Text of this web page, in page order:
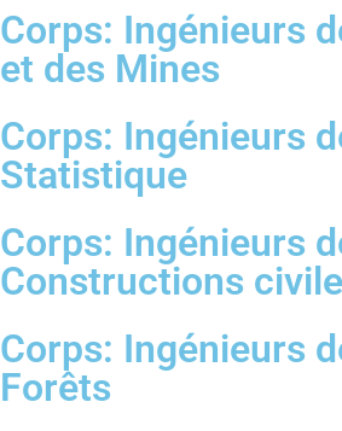
Corps: Ingénieurs
et des Mines
Corps: Ingénieurs
Statistique
Corps: Ingénieurs
Constructions
Corps: Ingénieurs
Forêts